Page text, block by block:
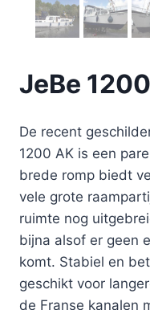
JeBe
De recent
1200 AK is een
brede romp biedt
vele grote
ruimte nog
bijna alsof er geen
komt. Stabiel en
geschikt voor
de Franse kanalen